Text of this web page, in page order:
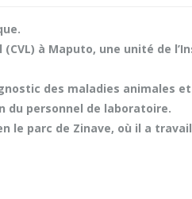
à Maputo, une unité de
des maladies animales
du personnel de laboratoire.
parc de Zinave, où il a